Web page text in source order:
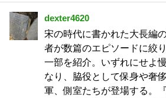
dexter4620
宋の時代に書かれた大長編
者が数篇のエピソードに絞
一部を紹介。いずれにせよ
なり、脇役として保身や奢
軍、側室たちが登場する。